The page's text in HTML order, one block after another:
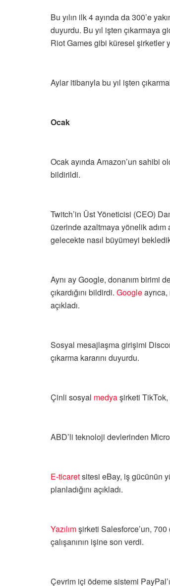
Bu yılın ilk 4 ayında da 300’e
duyurdu. Bu yıl işten çıkarmaya
Riot Games gibi küresel şirketler
Aylar itibarıyla bu yıl işten
Ocak
Ocak ayında Amazon’un sahibi
bildirildi.
Twitch’in Üst Yöneticisi (CEO)
üzerinde azaltmaya yönelik adım
gelecekte nasıl büyümeyi
Aynı ay Google, donanım birimi
çıkardığını bildirdi. Google
açıkladı.
Sosyal mesajlaşma girişimi
çıkarma kararını duyurdu.
Çinli sosyal medyaşirketi TikTok,
ABD’li teknoloji devlerinden
E-ticaretsitesi eBay, iş gücünün
planladığını açıkladı.
Yazılımşirketi Salesforce’un, 700
çalışanının işine son verdi.
Çevrim içi ödeme sistemi